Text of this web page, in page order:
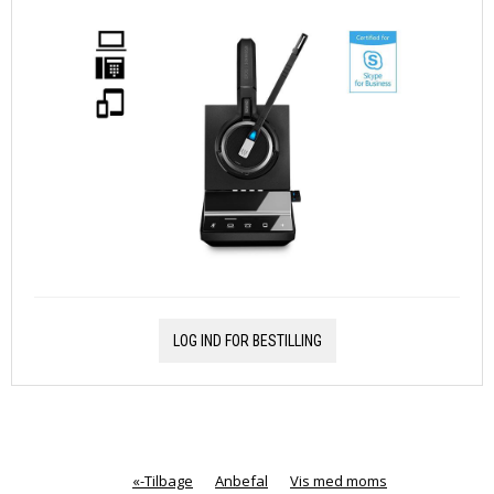
LOG IND FOR BESTILLING
«-Tilbage Anbefal Vis med moms